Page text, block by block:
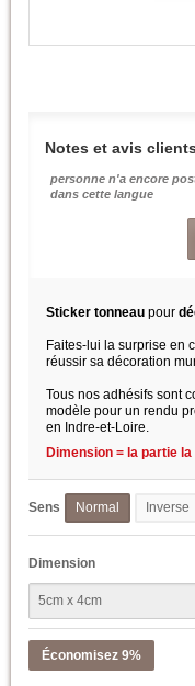
Notes et avis clients
personne n'a encore
dans cette langue
Sticker tonneau pour
Faites-lui la surprise en
réussir sa décoration
Tous nos adhésifs sont
modèle pour un rendu
en Indre-et-Loire.
Dimension = la partie
Sens Normal Inverse
Dimension
Économisez 9%